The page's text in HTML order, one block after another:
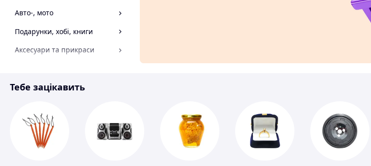
Авто-, мото
Подарунки, хобі, книги
Аксесуари та прикраси
Спорт і відпочинок
Тебе зацікавить